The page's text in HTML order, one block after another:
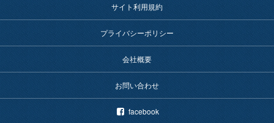
サイト利用規約
プライバシーポリシー
会社概要
お問い合わせ
facebook